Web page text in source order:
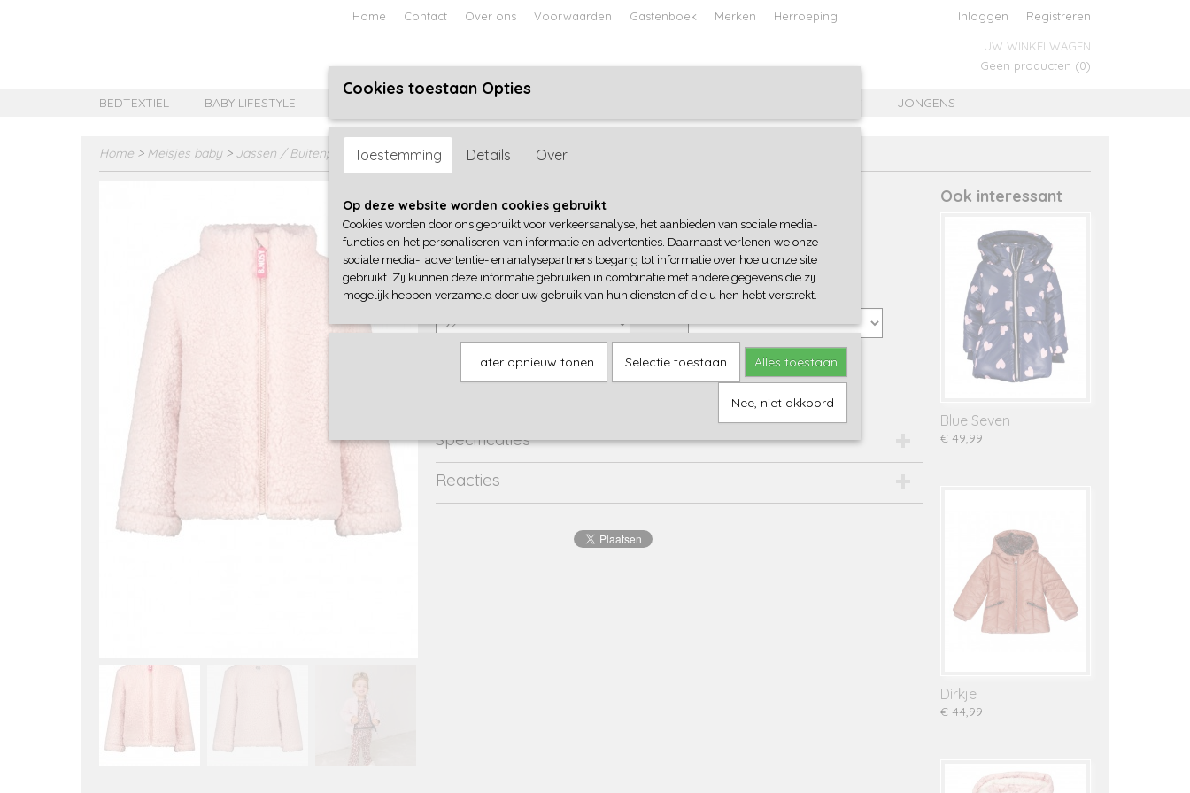
Home Contact Over ons Voorwaarden Gastenboek Merken Herroeping Inloggen Registreren
UW WINKELWAGEN
Geen producten (0)
BEDTEXTIEL BABY LIFESTYLE JONGENS BABY JONGENS
Home > Meisjes baby> Jassen / Buitenpakken>B-Nosy
B-Nosy
€ 39,95 (inclusief btw 21%)
✓Op voorraad
B-Nosy Aantal
IN WINKELWAGEN
Specificaties
EAN code
Productcode leverancier
Y208-7361
Reacties
Ook interessant
Blue Seven
€ 49,99
Dirkje
€ 44,99
Cookies toestaan Opties
Toestemming Details Over
Op deze website worden cookies gebruikt
Cookies worden door ons gebruikt voor verkeersanalyse, het aanbieden van sociale media-
functies en het personaliseren van informatie en advertenties. Daarnaast verlenen we onze
sociale media-, advertentie- en analysepartners toegang tot informatie over hoe u onze site
gebruikt. Zij kunnen deze informatie gebruiken in combinatie met andere gegevens die zij
mogelijk hebben verzameld door uw gebruik van hun diensten of die u hen hebt verstrekt.
Later opnieuw tonen Selectie toestaan Alles toestaan
Nee, niet akkoord